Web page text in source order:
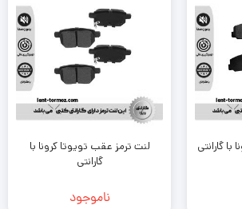
گارانتی
لنت ترمز عقب تویوتا کرونا با
گارانتی
ناموجود